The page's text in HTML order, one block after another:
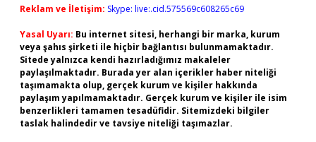
Reklam ve İletişim: Skype: live:.cid.575569c608265c69
Yasal Uyarı: Bu internet sitesi, herhangi bir marka, kurum
veya şahıs şirketi ile hiçbir bağlantısı bulunmamaktadır.
Sitede yalnızca kendi hazırladığımız makaleler
paylaşılmaktadır. Burada yer alan içerikler haber niteliği
taşımamakta olup, gerçek kurum ve kişiler hakkında
paylaşım yapılmamaktadır. Gerçek kurum ve kişiler ile isim
benzerlikleri tamamen tesadüfidir. Sitemizdeki bilgiler
taslak halindedir ve tavsiye niteliği taşımazlar.